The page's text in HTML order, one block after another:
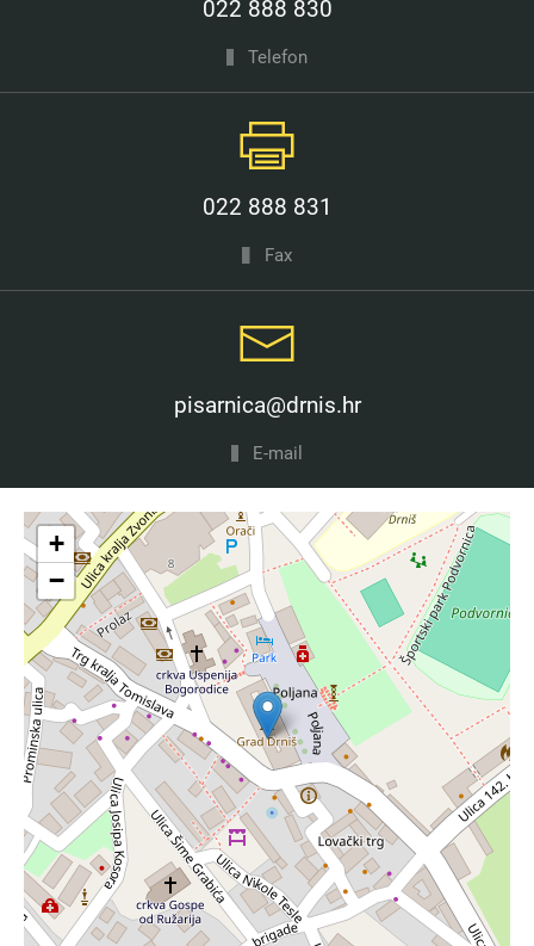
022 888 830
Telefon
022 888 831
Fax
pisarnica@drnis.hr
E-mail
+
−